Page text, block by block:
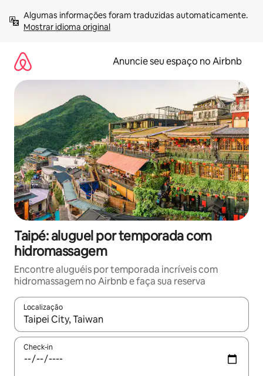
para
Mostrar idioma original
Anuncie seu espaço no Airbnb
Taipé: aluguel por temporada com
hidromassagem
Encontre aluguéis por temporada incríveis com
hidromassagem no Airbnb e faça sua reserva
Localização
Quando os resultados estiverem disponíveis, explore-os
Check-in